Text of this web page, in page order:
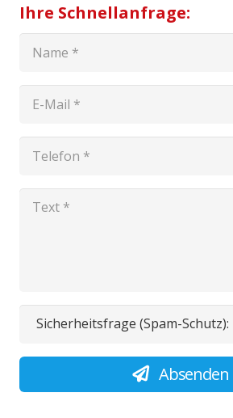
Ihre Schnellanfrage:
Sicherheitsfrage (Spam-Schutz):
Absenden